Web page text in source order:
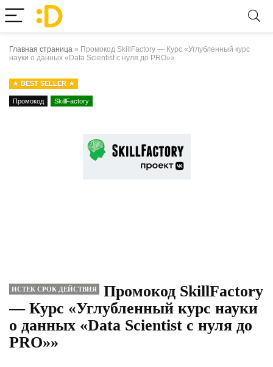
Главная страница » Промокод SkillFactory — Курс «Углубленный курс
науки о данных «Data Scientist с нуля до PRO»»
BEST SELLER
Промокод SkillFactory
ИСТЕК СРОК ДЕЙСТВИЯ
Промокод SkillFactory
— Курс «Углубленный курс науки
о данных «Data Scientist с нуля до
PRO»»